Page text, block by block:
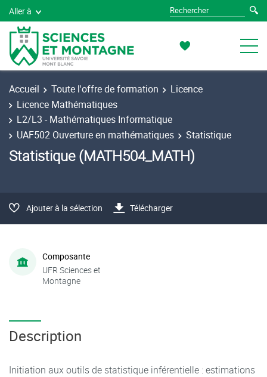
Aller à
Accueil Toute l'offre de formation
Licence
Licence Mathématiques
L2/L3 - Mathématiques Informatique
UAF502 Ouverture en mathématiques
Statistique
Statistique (MATH504_MATH)
Ajouter à la sélection Télécharger
Composante
UFR Sciences et
Montagne
Description
Initiation aux outils de statistique inférentielle : estimations